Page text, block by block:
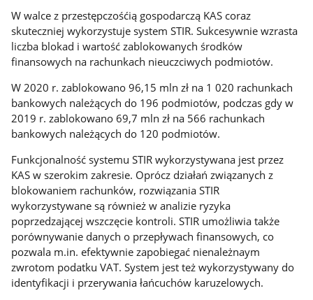
W walce z przestępczośćią gospodarczą KAS coraz
skuteczniej wykorzystuje system STIR. Sukcesywnie wzrasta
liczba blokad i wartość zablokowanych środków
finansowych na rachunkach nieuczciwych podmiotów.
W 2020 r. zablokowano 96,15 mln zł na 1 020 rachunkach
bankowych należących do 196 podmiotów, podczas gdy w
2019 r. zablokowano 69,7 mln zł na 566 rachunkach
bankowych należących do 120 podmiotów.
Funkcjonalność systemu STIR wykorzystywana jest przez
KAS w szerokim zakresie. Oprócz działań związanych z
blokowaniem rachunków, rozwiązania STIR
wykorzystywane są również w analizie ryzyka
poprzedzającej wszczęcie kontroli. STIR umożliwia także
porównywanie danych o przepływach finansowych, co
pozwala m.in. efektywnie zapobiegać nienależnaym
zwrotom podatku VAT. System jest też wykorzystywany do
identyfikacji i przerywania łańcuchów karuzelowych.